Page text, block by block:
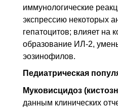
иммунологические
экспрессию некоторых
гепатоцитов; влияет на
образование ИЛ-2,
эозинофилов.
Педиатрическая
Муковисцидоз
данным клинических